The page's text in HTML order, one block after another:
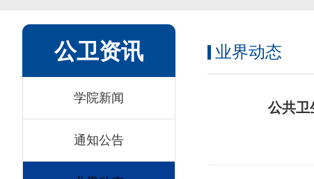
公卫资讯
学院新闻
通知公告
业界动态
公共卫